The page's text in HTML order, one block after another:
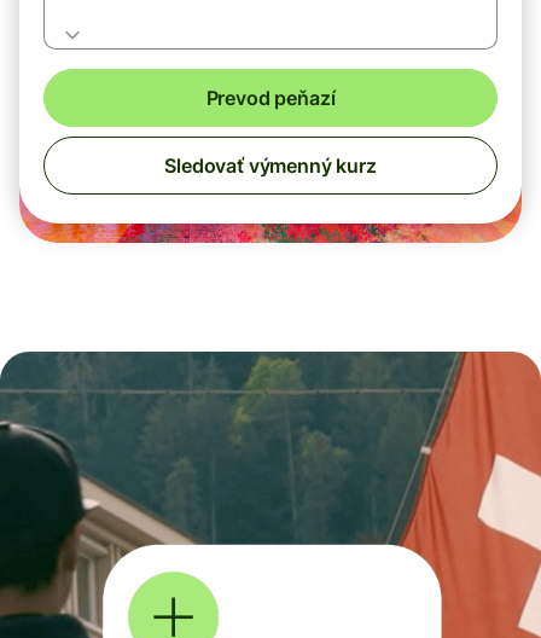
Prevod peňazí
Sledovať výmenný kurz